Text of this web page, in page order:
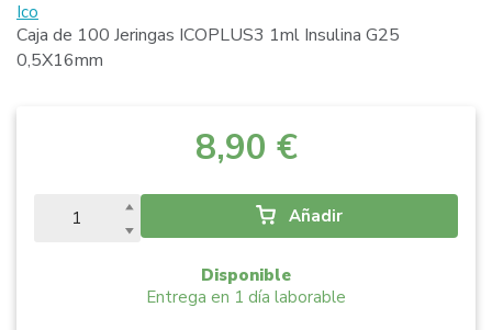
Ico
Caja de 100 Jeringas ICOPLUS3 1ml Insulina G25
0,5X16mm
8,90 €
Añadir
Disponible
Entrega en 1 día laborable